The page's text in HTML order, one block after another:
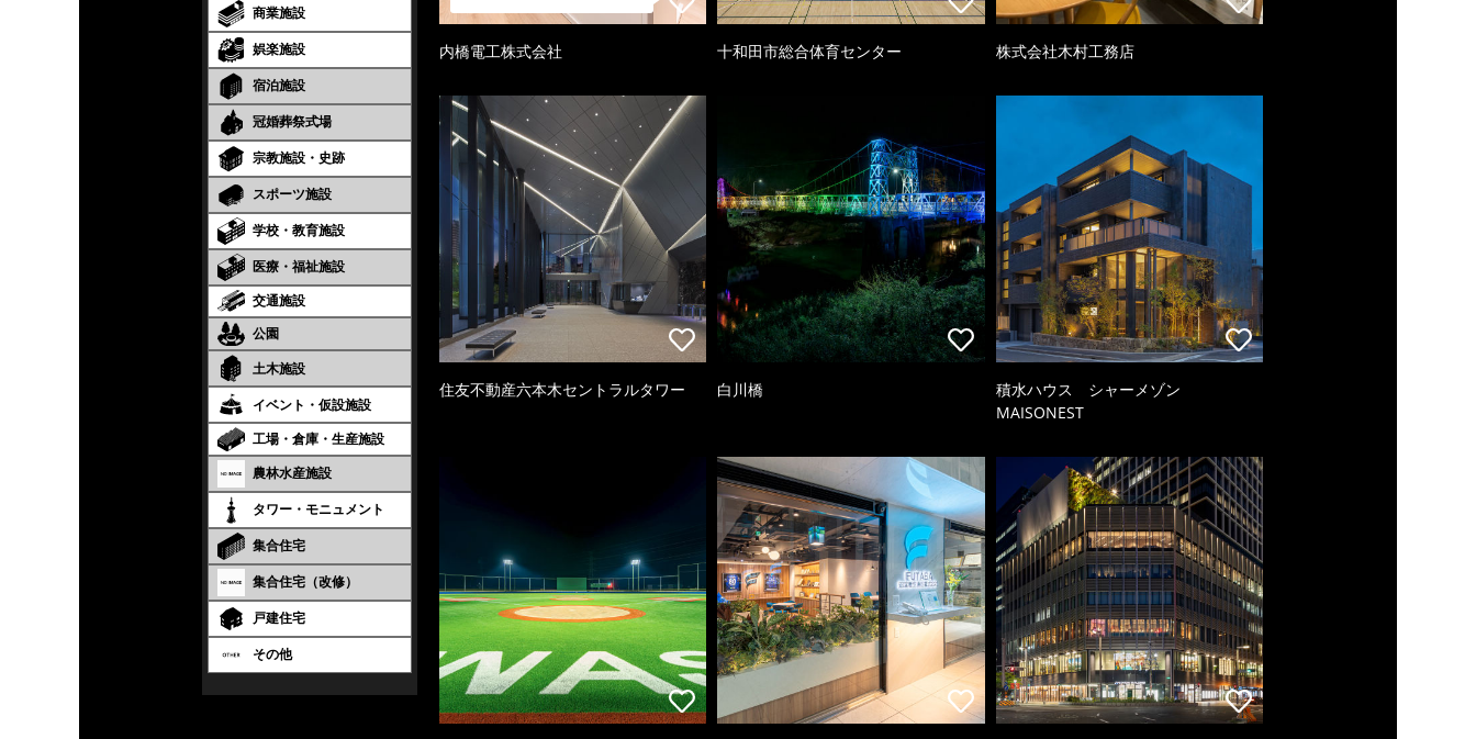
商業施設
娯楽施設
宿泊施設
冠婚葬祭式場
宗教施設・史跡
スポーツ施設
学校・教育施設
医療・福祉施設
交通施設
公園
土木施設
イベント・仮設施設
工場・倉庫・生産施設
農林水産施設
タワー・モニュメント
集合住宅
集合住宅（改修）
戸建住宅
その他
内橋電工株式会社 十和田市総合体育センター 株式会社木村工務店
住友不動産六本木セントラルタワー 白川橋
積水ハウス シャーメゾン
MAISONEST